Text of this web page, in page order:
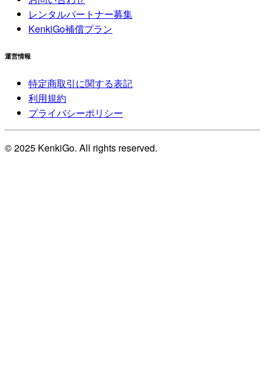
レンタルパートナー募集
KenkiGo補償プラン
運営情報
特定商取引に関する表記
利用規約
プライバシーポリシー
© 2025 KenkiGo. All rights reserved.